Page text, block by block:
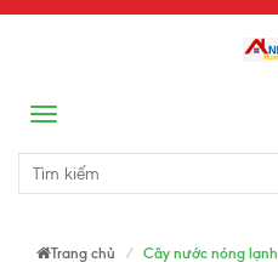
Menu
Trang chủ Cây nước nóng lạnh